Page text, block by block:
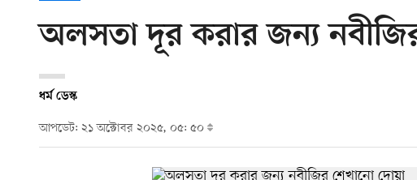
অলসতা দূর করার জন্য
ধর্ম ডেস্ক
আপডেট: ২১ অক্টোবর ২০২৫, ০৫: ৫০